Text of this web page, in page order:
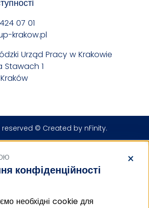
07 01
krakow.pl
Urząd Pracy w Krakowie
Stawach 1
reserved © Created by nFinity.
конфіденційності
×
необхідні cookie для